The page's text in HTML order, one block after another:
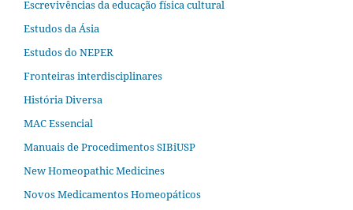
Escrevivências da educação física cultural
Estudos da Ásia​
Estudos do NEPER
Fronteiras interdisciplinares
História Diversa
MAC Essencial
Manuais de Procedimentos SIBiUSP
New Homeopathic Medicines
Novos Medicamentos Homeopáticos